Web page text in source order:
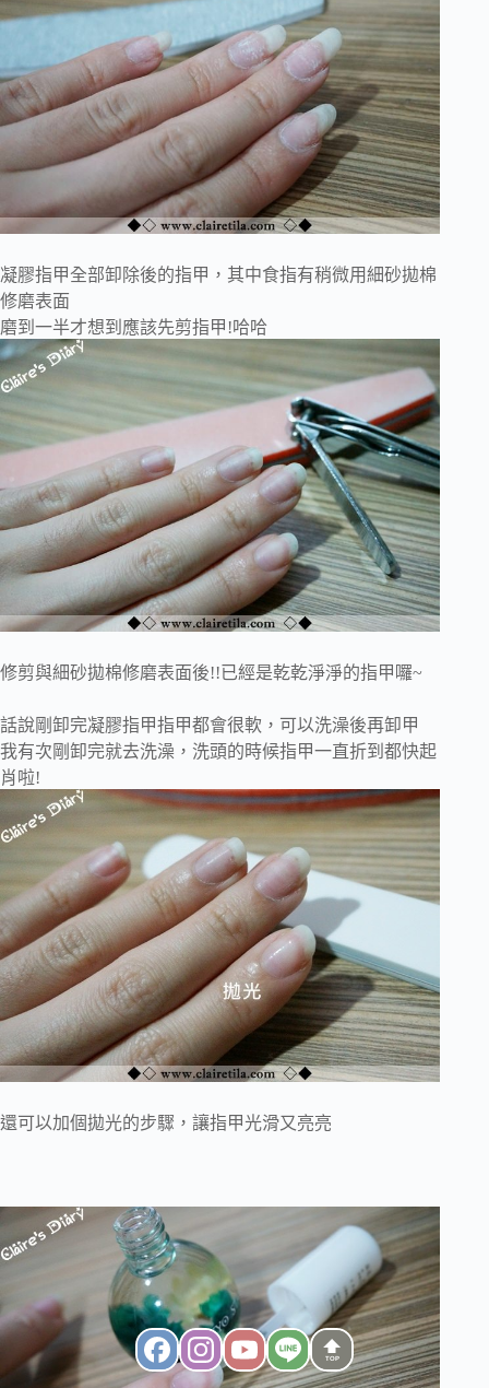
凝膠指甲全部卸除後的指甲，其中食指有稍微用細砂拋棉
修磨表面
磨到一半才想到應該先剪指甲!哈哈
修剪與細砂拋棉修磨表面後!!已經是乾乾淨淨的指甲囉~
話說剛卸完凝膠指甲指甲都會很軟，可以洗澡後再卸甲
我有次剛卸完就去洗澡，洗頭的時候指甲一直折到都快起
肖啦!
還可以加個拋光的步驟，讓指甲光滑又亮亮
TOP